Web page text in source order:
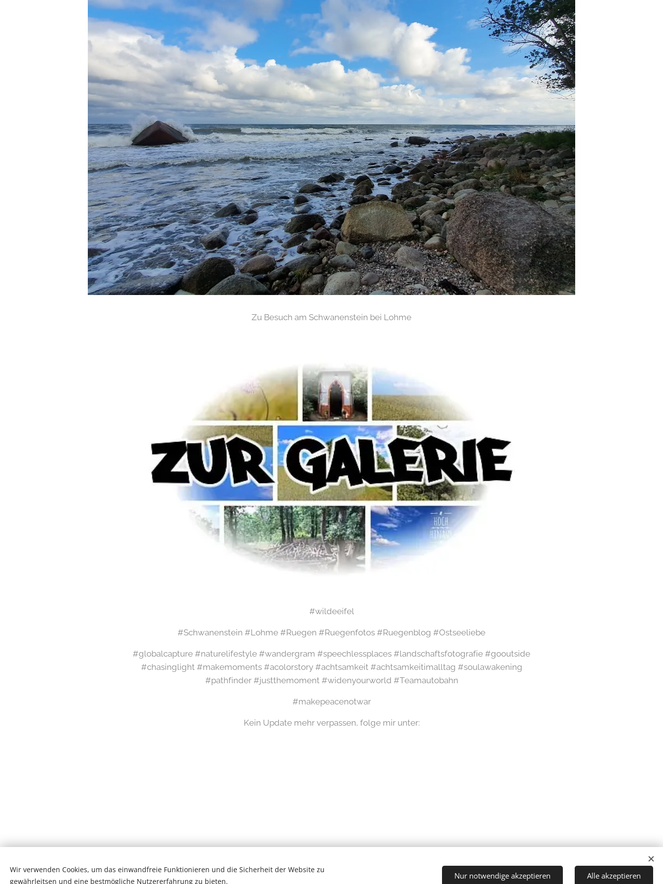
Zu Besuch am Schwanenstein bei Lohme
#wildeeifel
#Schwanenstein #Lohme #Ruegen #Ruegenfotos #Ruegenblog #Ostseeliebe
#globalcapture #naturelifestyle #wandergram #speechlessplaces #landschaftsfotografie #gooutside
#chasinglight #makemoments #acolorstory #achtsamkeit #achtsamkeitimalltag #soulawakening
#pathfinder #justthemoment #widenyourworld #Teamautobahn
#makepeacenotwar
Kein Update mehr verpassen, folge mir unter:
Wilde Eifel © 2026
Wir verwenden Cookies, um das einwandfreie Funktionieren und die Sicherheit der Website zu
gewährleitsen und eine bestmögliche Nutzererfahrung zu bieten.
Nur notwendige akzeptieren Alle akzeptieren